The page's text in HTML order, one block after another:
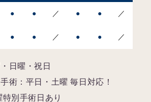
● ● ／ ● ● ／
● ● ／ ● ● ／
日曜・祝日
術：平日・土曜 毎日対応！
別手術日あり